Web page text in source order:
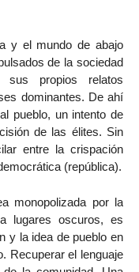
y el mundo de abajo
de la sociedad
sus propios relatos
dominantes. De ahí
pueblo, un intento de
de las élites. Sin
entre la crispación
(república).
monopolizada por la
lugares oscuros, es
y la idea de pueblo en
Recuperar el lenguaje